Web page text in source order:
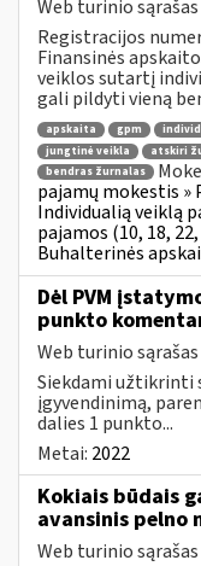
Web turinio sąrašas
Registracijos
Finansinės
veiklos sutartį
gali pildyti vieną
apskaita gpm
jungtinė veikla
atskiri
bendras žurnalas
pajamų mokestis »
Individualią veiklą
pajamos (10, 18,
Buhalterinės
Dėl PVM
punkto
Web turinio sąrašas
Siekdami užtikrinti
įgyvendinimą,
dalies 1 punkto...
Metai: 2022
Kokiais būdais
avansinis pelno
Web turinio sąrašas